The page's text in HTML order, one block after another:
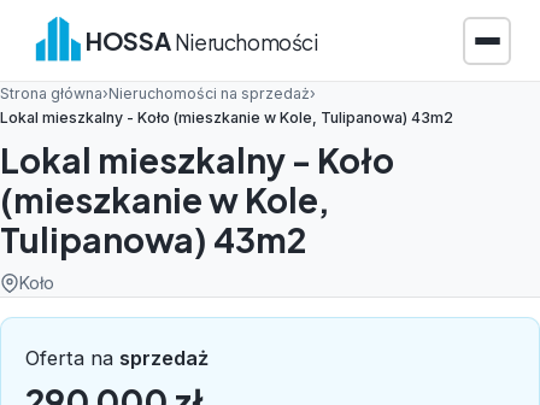
HOSSANieruchomości
Strona główna›Nieruchomości na sprzedaż›
Lokal mieszkalny - Koło (mieszkanie w Kole, Tulipanowa) 43m2
Lokal mieszkalny - Koło
(mieszkanie w Kole,
Tulipanowa) 43m2
Koło
Oferta na sprzedaż